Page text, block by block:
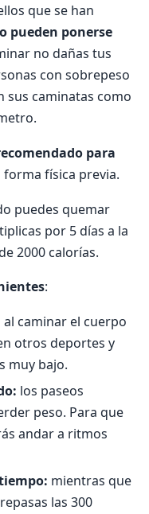
que se han
pueden ponerse
no dañas tus
con sobrepeso
sus caminatas como
para
física previa.
puedes quemar
por 5 días a la
2000 calorías.
:
al caminar el cuerpo
otros deportes y
muy bajo.
los paseos
peso. Para que
andar a ritmos
mientras que
las 300